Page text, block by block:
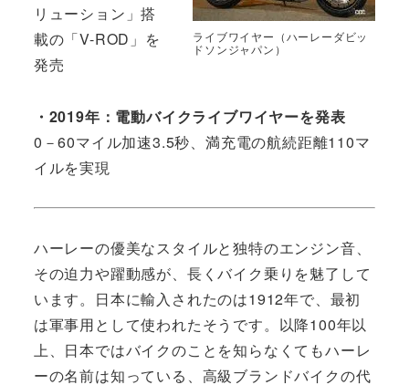
ライブワイヤー（ハーレーダビッ
ドソンジャパン）
リューション」搭
載の「V-ROD」を
発売
・2019年：電動バイクライブワイヤーを発表
0－60マイル加速3.5秒、満充電の航続距離110マ
イルを実現
ハーレーの優美なスタイルと独特のエンジン音、
その迫力や躍動感が、長くバイク乗りを魅了して
います。日本に輸入されたのは1912年で、最初
は軍事用として使われたそうです。以降100年以
上、日本ではバイクのことを知らなくてもハーレ
ーの名前は知っている、高級ブランドバイクの代